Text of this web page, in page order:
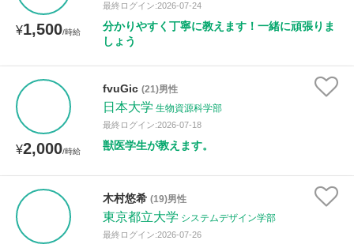
¥1,500/時給
最終ログイン:2026-07-24
分かりやすく丁寧に教えます！一緒に頑張りま
しょう
¥2,000/時給
fvuGic (21)男性
日本大学 生物資源科学部
最終ログイン:2026-07-18
獣医学生が教えます。
木村悠希 (19)男性
東京都立大学 システムデザイン学部
最終ログイン:2026-07-26